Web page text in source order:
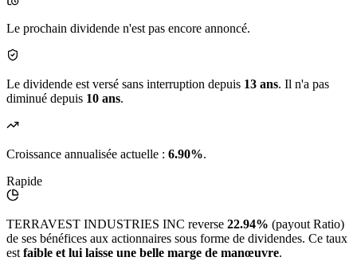
Le prochain dividende n'est pas encore annoncé.
Le dividende est versé sans interruption depuis 13 ans. Il n'a pas
diminué depuis 10 ans.
Croissance annualisée actuelle : 6.90%.
Rapide
TERRAVEST INDUSTRIES INC reverse 22.94% (payout Ratio)
de ses bénéfices aux actionnaires sous forme de dividendes. Ce taux
est faible et lui laisse une belle marge de manœuvre.